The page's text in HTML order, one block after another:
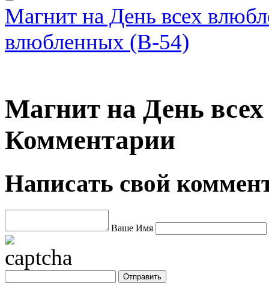
Магнит на День всех
влюбленных (В-54)
Магнит на День
Комментарии
Написать свой
Ваше Имя